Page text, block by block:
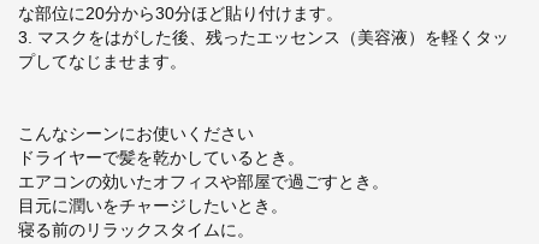
な部位に20分から30分ほど貼り付けます。
3. マスクをはがした後、残ったエッセンス（美容液）を軽くタッ
プしてなじませます。
こんなシーンにお使いください
ドライヤーで髪を乾かしているとき。
エアコンの効いたオフィスや部屋で過ごすとき。
目元に潤いをチャージしたいとき。
寝る前のリラックスタイムに。